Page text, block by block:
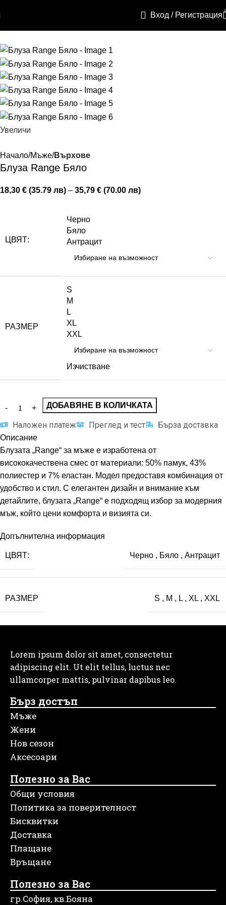
Skip to navigation
Вход / Регистрация
Увеличи
Начало Мъже Върхове
Блуза Range Бяло
18,30 € (35.79 лв) – 35,79 € (70.00 лв)
ЦВЯТ:
Черно
Бяло
Антрацит
РАЗМЕР
S
M
L
XL
XXL
Изчистване
ДОБАВЯНЕ В КОЛИЧКАТА
Наложен платеж Преглед и тест Бърза доставка
Описание
Блузата „Range“ за мъже е изработена от
висококачествена смес от материали: 50% памук, 43%
полиестер и 7% еластан. Mодел предоставя комбинация от
удобство и стил. С елегантен дизайн и внимание към
детайлите, блузата „Range“ е подходящ избор за модерния
мъж, който цени комфорта и визията си.
Допълнителна информация
ЦВЯТ: Черно , Бяло , Антрацит
РАЗМЕР S , M , L , XL , XXL
Lorem ipsum dolor sit amet, consectetur
adipiscing elit. Ut elit tellus, luctus nec
ullamcorper mattis, pulvinar dapibus leo.
Бърз достъп
Мъже
Жени
Нов сезон
Аксесоари
Полезно за Вас
Общи условия
Политика за поверителност
Бисквитки
Доставка
Плащане
Връщане
Полезно за Вас
гр.София, кв.Бояна